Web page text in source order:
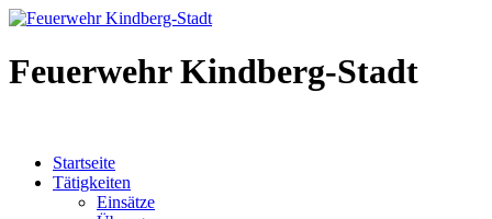
Feuerwehr Kindberg-Stadt
Startseite
Tätigkeiten
Einsätze